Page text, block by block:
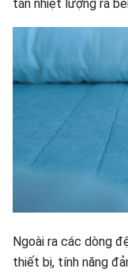
tán nhiệt lượng ra
Ngoài ra các dòng
thiết bị, tính năng